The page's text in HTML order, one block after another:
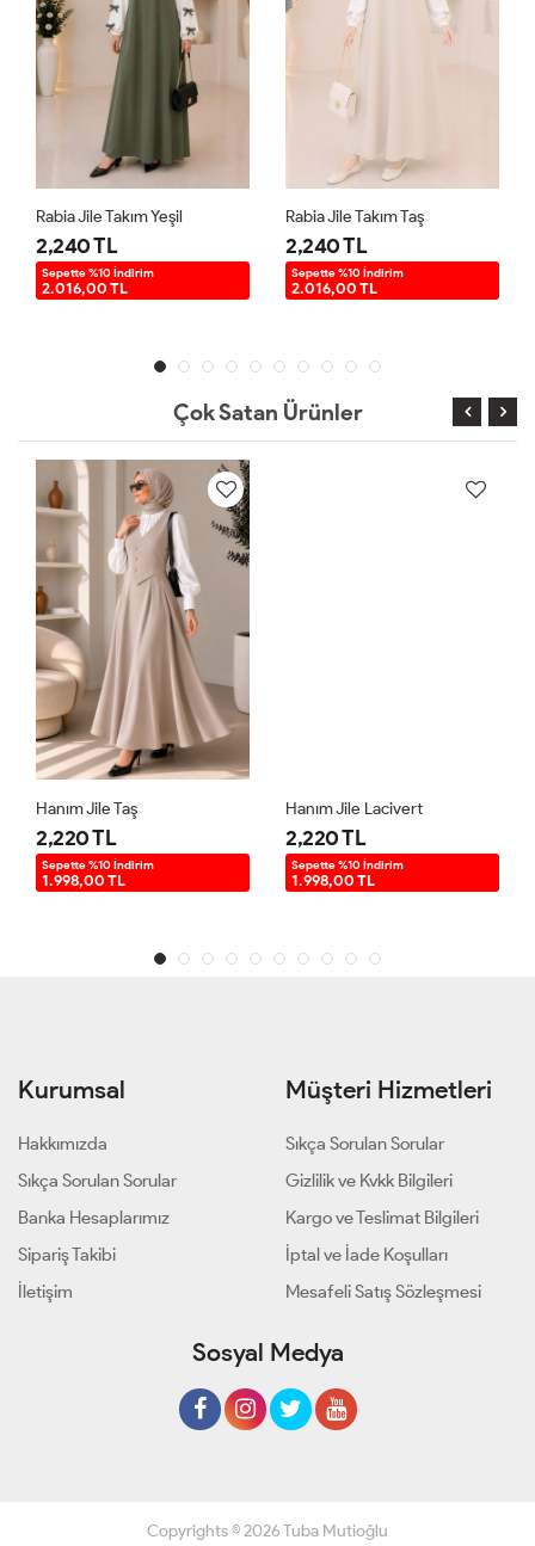
Rabia Jile Takım Yeşil
2,240 TL
Sepette %10 İndirim
2.016,00 TL
Rabia Jile Takım Taş
2,240 TL
Sepette %10 İndirim
2.016,00 TL
Çok Satan Ürünler
Hanım Jile Taş
2,220 TL
Sepette %10 İndirim
1.998,00 TL
Hanım Jile Lacivert
2,220 TL
Sepette %10 İndirim
1.998,00 TL
Kurumsal
Hakkımızda
Sıkça Sorulan Sorular
Banka Hesaplarımız
Sipariş Takibi
İletişim
Müşteri Hizmetleri
Sıkça Sorulan Sorular
Gizlilik ve Kvkk Bilgileri
Kargo ve Teslimat Bilgileri
İptal ve İade Koşulları
Mesafeli Satış Sözleşmesi
Sosyal Medya
Copyrights © 2026 Tuba Mutioğlu